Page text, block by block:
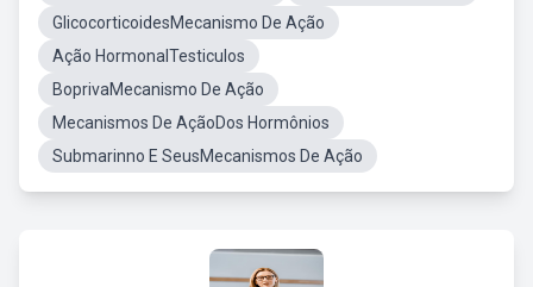
GlicocorticoidesMecanismo De Ação
Ação HormonalTesticulos
BoprivaMecanismo De Ação
Mecanismos De AçãoDos Hormônios
Submarinno E SeusMecanismos De Ação